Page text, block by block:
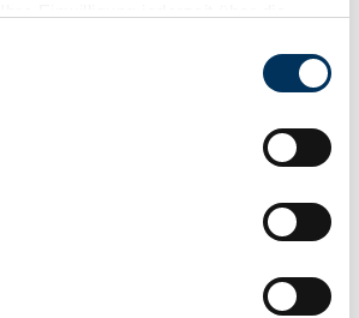
oder widerrufen
über Ihre geografische Lage
(Fingerprinting) identifizieren
wie Ihre persönlichen Daten